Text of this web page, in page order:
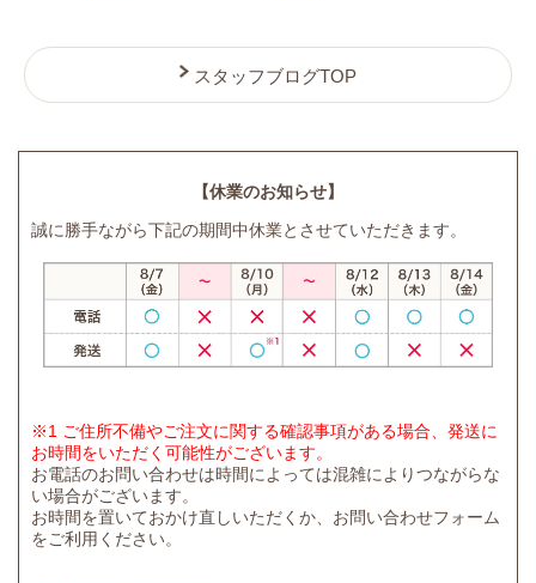
スタッフブログTOP
【休業のお知らせ】
誠に勝手ながら下記の期間中休業とさせていただきます。
※1 ご住所不備やご注文に関する確認事項がある場合、発送に
お時間をいただく可能性がございます。
お電話のお問い合わせは時間によっては混雑によりつながらな
い場合がございます。
お時間を置いておかけ直しいただくか、お問い合わせフォーム
をご利用ください。